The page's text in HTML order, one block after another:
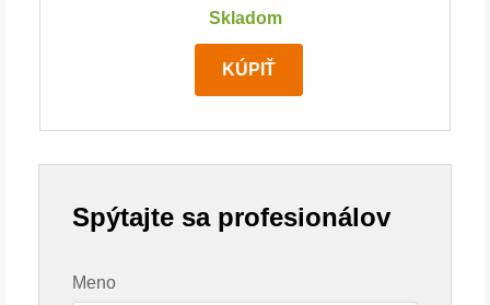
Skladom
KÚPIŤ
Spýtajte sa profesionálov
Meno